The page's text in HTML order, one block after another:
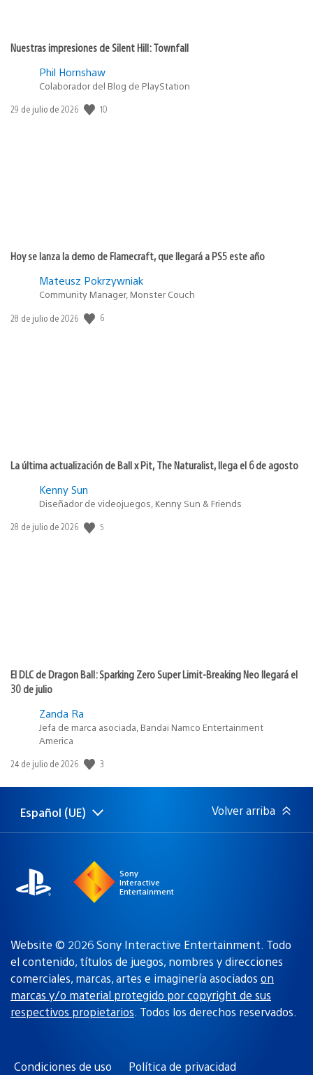
Nuestras impresiones de Silent Hill: Townfall
Phil Hornshaw
Colaborador del Blog de PlayStation
Fecha
29 de julio de 2026 10
Hoy se lanza la demo de Flamecraft, que llegará a PS5 este año
Mateusz Pokrzywniak
Community Manager, Monster Couch
Fecha
28 de julio de 2026 6
La última actualización de Ball x Pit, The Naturalist, llega el 6 de agosto
Kenny Sun
Diseñador de videojuegos, Kenny Sun & Friends
Fecha
28 de julio de 2026 5
El DLC de Dragon Ball: Sparking Zero Super Limit-Breaking Neo llegará el
30 de julio
Zanda Ra
Jefa de marca asociada, Bandai Namco Entertainment
America
Fecha
publicación:
24 de julio de 2026 3
Selecciona
Región
Español (UE) Volver arriba
Sony
Interactive
Entertainment
Website © 2026 Sony Interactive Entertainment. Todo
el contenido, títulos de juegos, nombres y direcciones
comerciales, marcas, artes e imaginería asociados on
marcas y/o material protegido por copyright de sus
respectivos propietarios. Todos los derechos reservados.
Condiciones de uso Política de privacidad